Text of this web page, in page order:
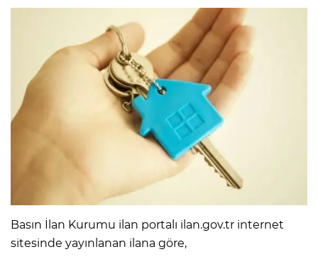
Basın İlan Kurumu ilan portalı ilan.gov.tr internet
sitesinde yayınlanan ilana göre,